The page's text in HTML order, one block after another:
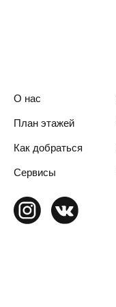
О нас
План этажей
Как добраться
Сервисы